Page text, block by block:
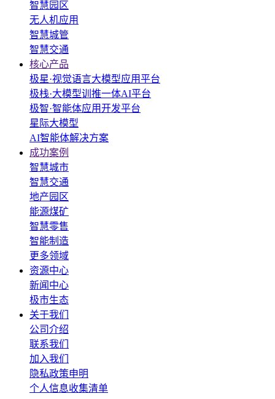
智慧园区
无人机应用
智慧城管
智慧交通
核心产品
极星·视觉语言大模型应用平台
极栈·大模型训推一体AI平台
极智·智能体应用开发平台
星际大模型
AI智能体解决方案
成功案例
智慧城市
智慧交通
地产园区
能源煤矿
智慧零售
智能制造
更多领域
资源中心
新闻中心
极市生态
关于我们
公司介绍
联系我们
加入我们
隐私政策申明
个人信息收集清单